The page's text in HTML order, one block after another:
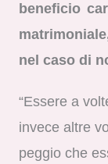
beneficio
nel caso di
“Essere a
invece altre
peggio che